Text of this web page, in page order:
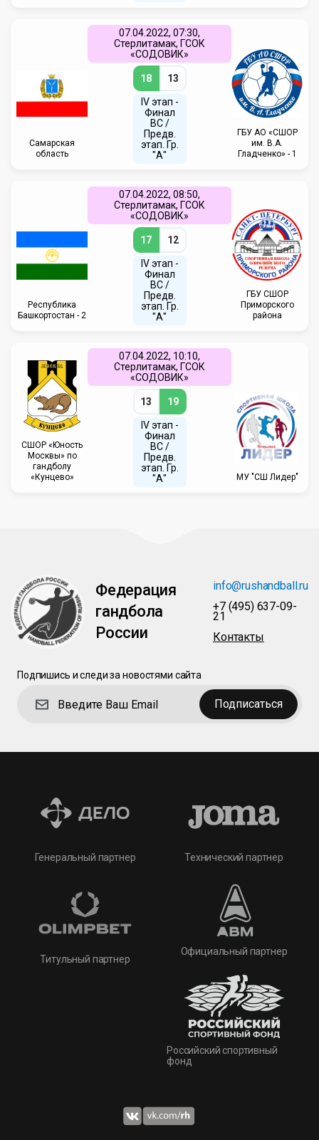
Самарская
область
07.04.2022, 07:30,
Стерлитамак, ГСОК
«СОДОВИК»
18 13
IV этап -
Финал
ВС /
Предв.
этап. Гр.
"А"
ГБУ АО «СШОР
им. В.А.
Гладченко» - 1
Республика
Башкортостан - 2
07.04.2022, 08:50,
Стерлитамак, ГСОК
«СОДОВИК»
17 12
IV этап -
Финал
ВС /
Предв.
этап. Гр.
"А"
ГБУ СШОР
Приморского
района
CШОР «Юность
Москвы» по
гандболу
«Кунцево»
07.04.2022, 10:10,
Стерлитамак, ГСОК
«СОДОВИК»
13 19
IV этап -
Финал
ВС /
Предв.
этап. Гр.
"А"
МУ "СШ Лидер"
Федерация
гандбола
России
info@rushandball.ru
+7 (495) 637-09-
21
Контакты
Подпишись и следи за новостями сайта
Подписаться
Генеральный партнер
Титульный партнер
Технический партнер
Официальный партнер
Российский спортивный
фонд